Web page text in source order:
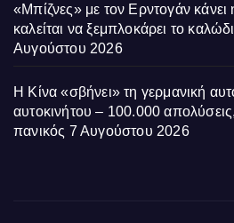
«Μπίζνες» με τον Ερντογάν
καλείται να ξεμπλοκάρει το
Αυγούστου 2026
Η Κίνα «σβήνει» τη γερμανική
αυτοκινήτου – 100.000
πανικός 7 Αυγούστου 2026